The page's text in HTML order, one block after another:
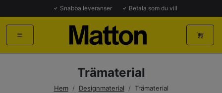
Snabba leveranser Betala som du vill
Trämaterial
Hem / Designmaterial / Trämaterial